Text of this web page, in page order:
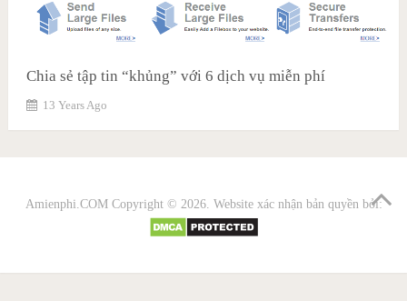
Chia sẻ tập tin “khủng” với 6 dịch vụ miễn phí
13 Years Ago
Amienphi.COMCopyright © 2026. Website xác nhận bản quyền bởi: